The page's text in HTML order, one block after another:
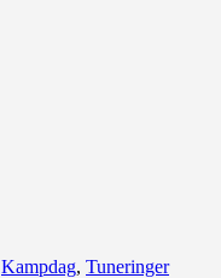
Kampdag, Tuneringer